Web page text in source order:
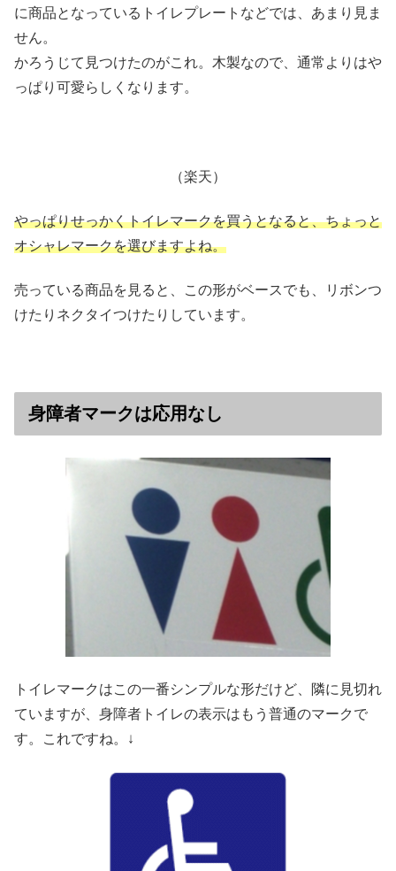
に商品となっているトイレプレートなどでは、あまり見ま
せん。
かろうじて見つけたのがこれ。木製なので、通常よりはや
っぱり可愛らしくなります。
（楽天）
やっぱりせっかくトイレマークを買うとなると、ちょっと
オシャレマークを選びますよね。
売っている商品を見ると、この形がベースでも、リボンつ
けたりネクタイつけたりしています。
身障者マークは応用なし
トイレマークはこの一番シンプルな形だけど、隣に見切れ
ていますが、身障者トイレの表示はもう普通のマークで
す。これですね。↓